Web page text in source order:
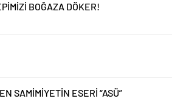
BOĞAZA DÖKER!
SAMİMİYETİN ESERİ “ASÜ”